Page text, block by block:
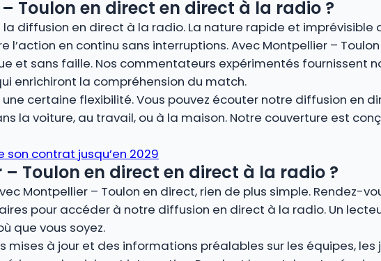
Toulon en direct en direct à la radio ?
diffusion en direct à la radio. La nature rapide et imprévisible
l’action en continu sans interruptions. Avec Montpellier –
et sans faille. Nos commentateurs expérimentés fournissent
enrichiront la compréhension du match.
certaine flexibilité. Vous pouvez écouter notre diffusion en
la voiture, au travail, ou à la maison. Notre couverture est
son contrat jusqu’en 2029
Toulon en direct en direct à la radio ?
Montpellier – Toulon en direct, rien de plus simple. Rendez-
pour accéder à notre diffusion en direct à la radio. Un
que vous soyez.
mises à jour et des informations préalables sur les équipes, les